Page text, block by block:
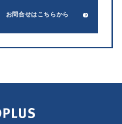
お問合せはこちらから